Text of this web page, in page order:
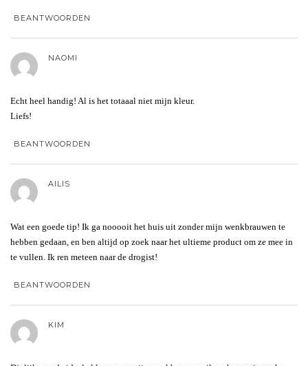
BEANTWOORDEN
NAOMI
Echt heel handig! Al is het totaaal niet mijn kleur.
Liefs!
BEANTWOORDEN
AILIS
Wat een goede tip! Ik ga nooooit het huis uit zonder mijn wenkbrauwen te
hebben gedaan, en ben altijd op zoek naar het ultieme product om ze mee in
te vullen. Ik ren meteen naar de drogist!
BEANTWOORDEN
KIM